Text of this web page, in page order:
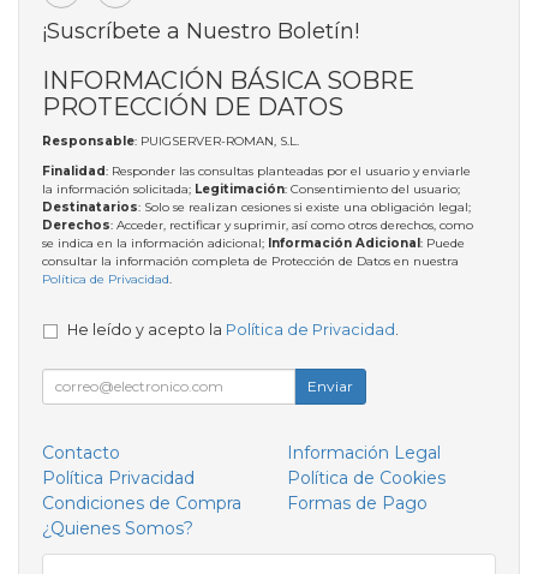
¡Suscríbete a Nuestro Boletín!
INFORMACIÓN BÁSICA SOBRE
PROTECCIÓN DE DATOS
Responsable: PUIGSERVER-ROMAN, S.L.
Finalidad: Responder las consultas planteadas por el usuario y enviarle
la información solicitada; Legitimación: Consentimiento del usuario;
Destinatarios: Solo se realizan cesiones si existe una obligación legal;
Derechos: Acceder, rectificar y suprimir, así como otros derechos, como
se indica en la información adicional; Información Adicional: Puede
consultar la información completa de Protección de Datos en nuestra
Política de Privacidad.
He leído y acepto la Política de Privacidad
Enviar
Contacto
Información Legal
Política Privacidad
Política de Cookies
Condiciones de Compra
Formas de Pago
¿Quienes Somos?